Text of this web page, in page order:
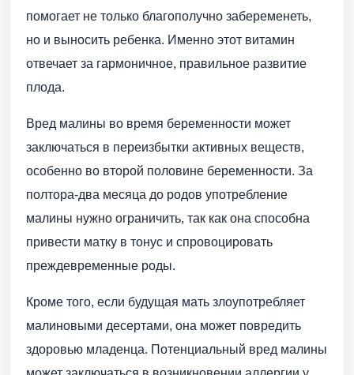
помогает не только благополучно забеременеть,
но и выносить ребенка. Именно этот витамин
отвечает за гармоничное, правильное развитие
плода.
Вред малины во время беременности может
заключаться в переизбытки активных веществ,
особенно во второй половине беременности. За
полтора-два месяца до родов употребление
малины нужно ограничить, так как она способна
привести матку в тонус и спровоцировать
преждевременные роды.
Кроме того, если будущая мать злоупотребляет
малиновыми десертами, она может повредить
здоровью младенца. Потенциальный вред малины